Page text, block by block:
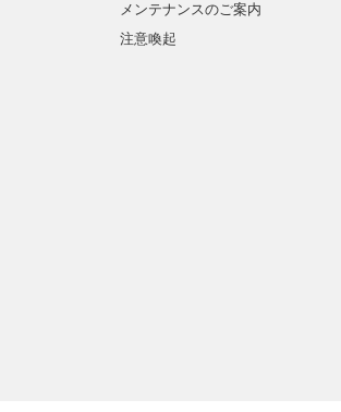
メンテナンスのご案内
注意喚起